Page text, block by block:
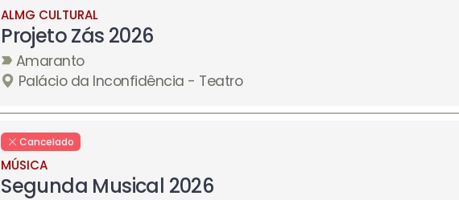
ALMG CULTURAL
Projeto Zás 2026
Amaranto
Palácio da Inconfidência - Teatro
Cancelado
MÚSICA
Segunda Musical 2026